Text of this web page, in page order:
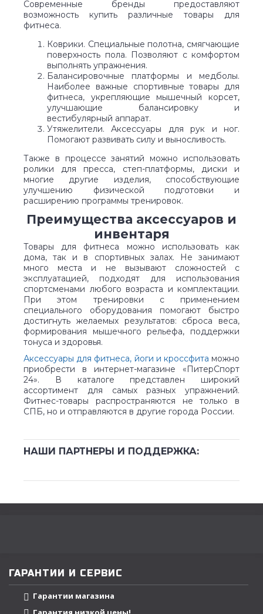
Современные бренды предоставляют
возможность купить различные товары для
фитнеса.
Коврики. Специальные полотна, смягчающие
поверхность пола. Позволяют с комфортом
выполнять упражнения.
Балансировочные платформы и медболы.
Наиболее важные спортивные товары для
фитнеса, укрепляющие мышечный корсет,
улучшающие балансировку и
вестибулярный аппарат.
Утяжелители. Аксессуары для рук и ног.
Помогают развивать силу и выносливость.
Также в процессе занятий можно использовать
ролики для пресса, степ-платформы, диски и
многие другие изделия, способствующие
улучшению физической подготовки и
расширению программы тренировок.
Преимущества аксессуаров и
инвентаря
Товары для фитнеса можно использовать как
дома, так и в спортивных залах. Не занимают
много места и не вызывают сложностей с
эксплуатацией, подходят для использования
спортсменами любого возраста и комплектации.
При этом тренировки с применением
специального оборудования помогают быстро
достигнуть желаемых результатов: сброса веса,
формирования мышечного рельефа, поддержки
тонуса и здоровья.
Аксессуары для фитнеса, йоги и кроссфита можно
приобрести в интернет-магазине «ПитерСпорт
24». В каталоге представлен широкий
ассортимент для самых разных упражнений.
Фитнес-товары распространяются не только в
СПБ, но и отправляются в другие города России.
НАШИ ПАРТНЕРЫ И ПОДДЕРЖКА:
ГАРАНТИИ И СЕРВИС
Гарантии магазина